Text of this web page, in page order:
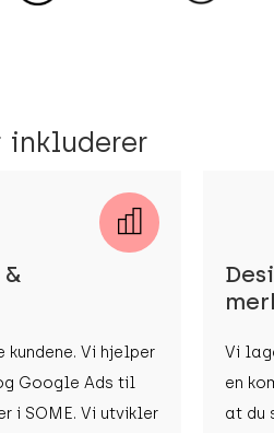
inkluderer
Vi hjelper
Google Ads til
i SOME. Vi utvikler
Vi
en
at du